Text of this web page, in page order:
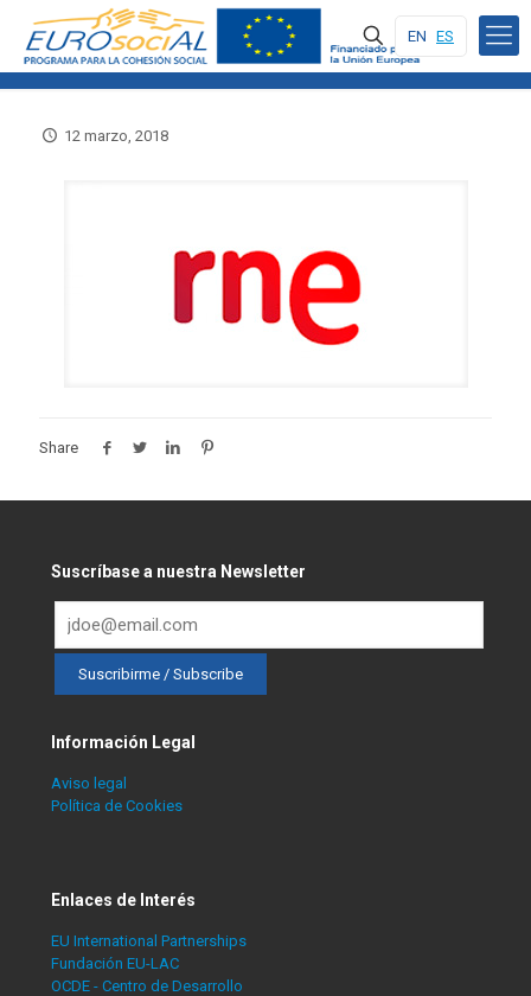
EN ES
12 marzo, 2018
Share
Suscríbase a nuestra Newsletter
Información Legal
Aviso legal
Política de Cookies
Enlaces de Interés
EU International Partnerships
Fundación EU-LAC
OCDE - Centro de Desarrollo